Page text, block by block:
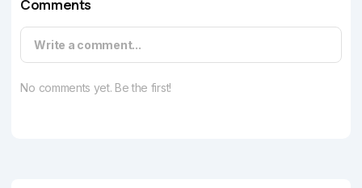
Comments
Write a comment...
No comments yet. Be the first!